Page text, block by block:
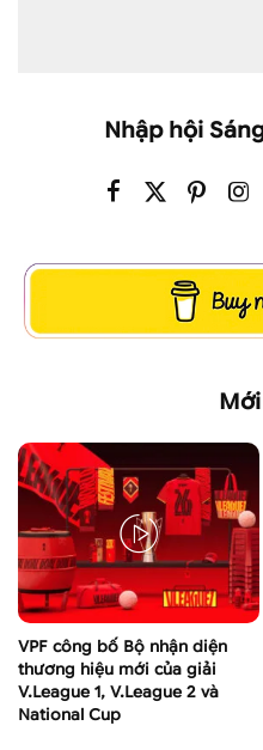
Nhập hội
VPF công bố Bộ nhận diện
thương hiệu mới của giải
V.League 1, V.League 2 và
National Cup